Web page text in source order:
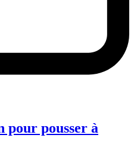
pour pousser à